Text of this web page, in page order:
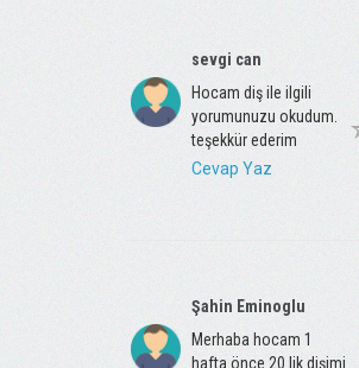
sevgi can
Hocam diş ile ilgili
yorumunuzu okudum.
teşekkür ederim
Cevap Yaz
Şahin Eminoglu
Merhaba hocam 1
hafta önce 20 lik dişimi